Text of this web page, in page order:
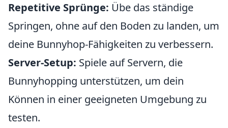
Repetitive Sprünge: Übe das ständige
Springen, ohne auf den Boden zu landen, um
deine Bunnyhop-Fähigkeiten zu verbessern.
Server-Setup: Spiele auf Servern, die
Bunnyhopping unterstützen, um dein
Können in einer geeigneten Umgebung zu
testen.